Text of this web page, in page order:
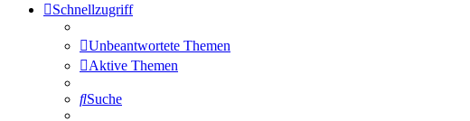
Schnellzugriff
Unbeantwortete Themen
Aktive Themen
Suche